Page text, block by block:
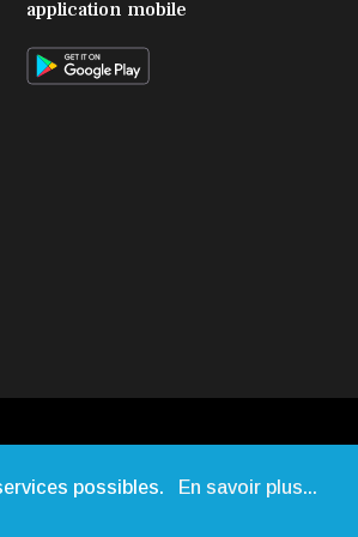
application mobile
possibles.
En savoir plus...